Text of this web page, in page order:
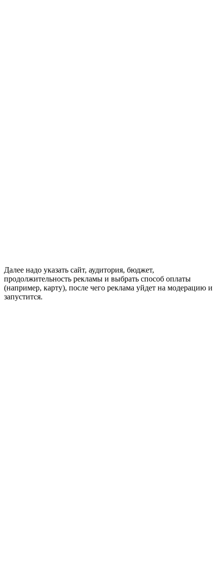
Далее надо указать сайт, аудитория, бюджет,
продолжительность рекламы и выбрать способ оплаты
(например, карту), после чего реклама уйдет на модерацию и
запустится.